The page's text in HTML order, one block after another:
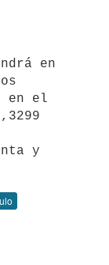
en el
y